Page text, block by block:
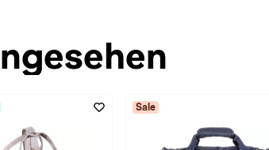
Sale